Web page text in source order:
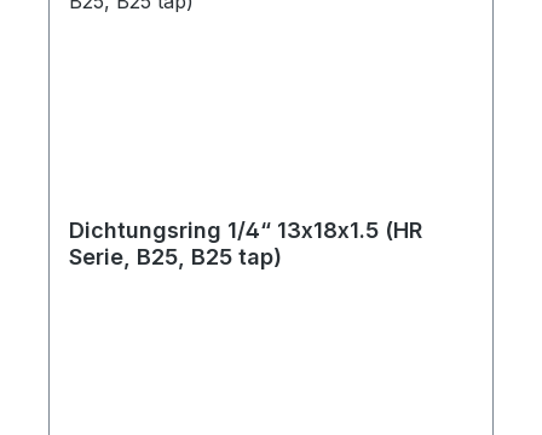
Dichtungsring 1/4“ 13x18x1.5 (HR
Serie, B25, B25 tap)